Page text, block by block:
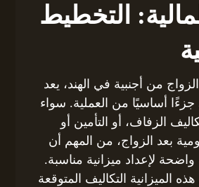
التخطيط
من أجنبية في الهند، يعد
جزءًا أساسيًا من العملية. سواء
الزفاف، أو التأمين أو
بعد الزواج، من المهم أن
لإعداد ميزانية مناسبة.
الميزانية التكاليف المتوقعة